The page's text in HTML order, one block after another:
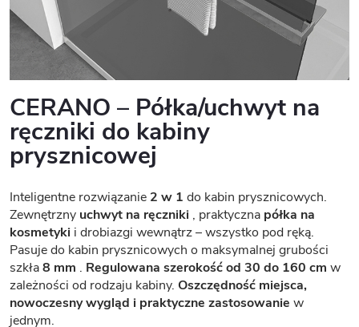
CERANO – Półka/uchwyt na
ręczniki do kabiny
prysznicowej
Inteligentne rozwiązanie 2 w 1 do kabin prysznicowych.
Zewnętrzny uchwyt na ręczniki , praktyczna półka na
kosmetyki i drobiazgi wewnątrz – wszystko pod ręką.
Pasuje do kabin prysznicowych o maksymalnej grubości
szkła8 mm . Regulowana szerokość od 30 do 160 cm w
zależności od rodzaju kabiny. Oszczędność miejsca,
nowoczesny wygląd i praktyczne zastosowanie w
jednym.